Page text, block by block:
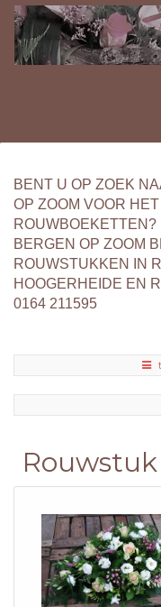
BENT U OP ZOEK
OP ZOOM VOOR
ROUWBOEKETTEN?
BERGEN OP ZOOM
ROUWSTUKKEN IN
HOOGERHEIDE EN
0164 211595